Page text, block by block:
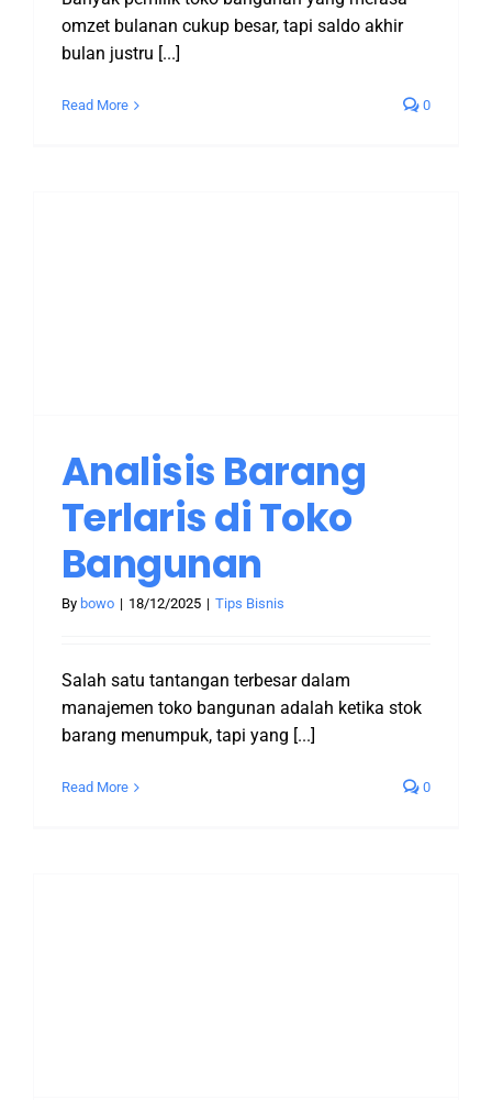
omzet bulanan cukup besar, tapi saldo akhir
bulan justru [...]
Read More 0
Analisis Barang
Terlaris di Toko
Bangunan
By bowo | 18/12/2025 | Tips Bisnis
Salah satu tantangan terbesar dalam
manajemen toko bangunan adalah ketika stok
barang menumpuk, tapi yang [...]
Read More 0